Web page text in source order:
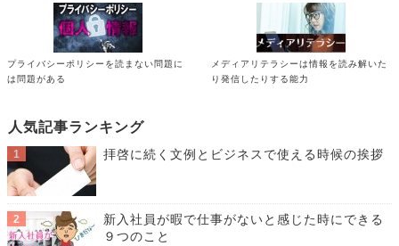
プライバシーポリシーを読まない問題に
は問題がある
メディアリテラシーは情報を読み解いた
り発信したりする能力
人気記事ランキング
拝啓に続く文例とビジネスで使える時候の挨拶
新入社員が暇で仕事がないと感じた時にできる
９つのこと